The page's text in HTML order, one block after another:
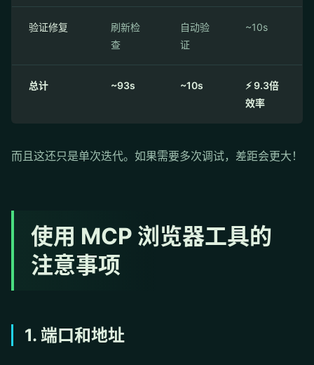
验证修复
刷新检
查
自动验
证
~10s
总计 ~93s ~10s
⚡ 9.3倍
效率
而且这还只是单次迭代。如果需要多次调试，差距会更大！
使用 MCP 浏览器工具的
注意事项
1. 端口和地址